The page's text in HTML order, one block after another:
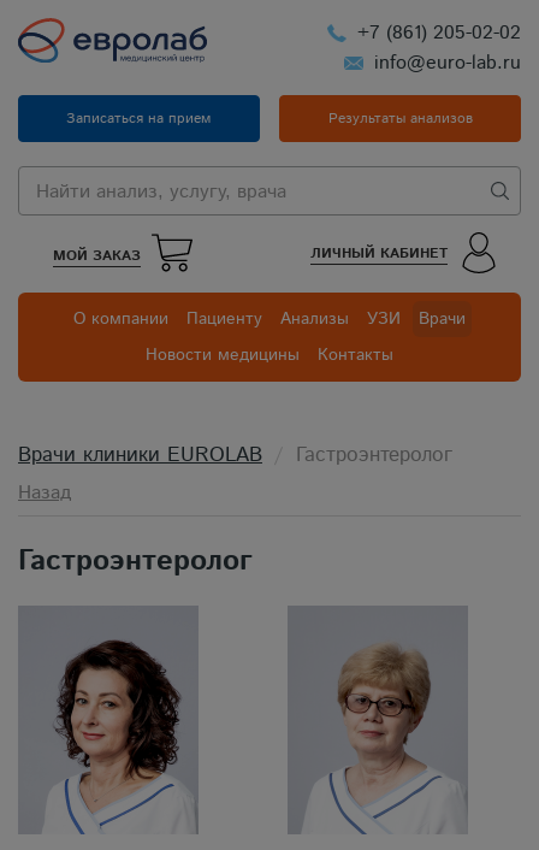
+7 (861) 205-02-02
info@euro-lab.ru
Записаться на прием Результаты анализов
МОЙ ЗАКАЗ ЛИЧНЫЙ КАБИНЕТ
О компании Пациенту Анализы УЗИ
Врачи
Новости медицины
Контакты
Врачи клиники EUROLAB Гастроэнтеролог
Назад
Гастроэнтеролог